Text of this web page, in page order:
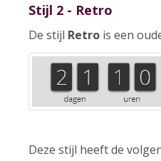
Stijl 2 - Retro
De stijl Retro is een
Deze stijl heeft de